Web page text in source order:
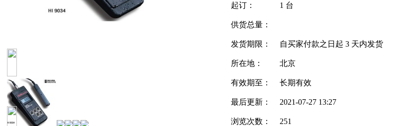
起订： 1 台
供货总量：
发货期限： 自买家付款之日起 3 天内发货
所在地： 北京
有效期至： 长期有效
最后更新： 2021-07-27 13:27
浏览次数： 251